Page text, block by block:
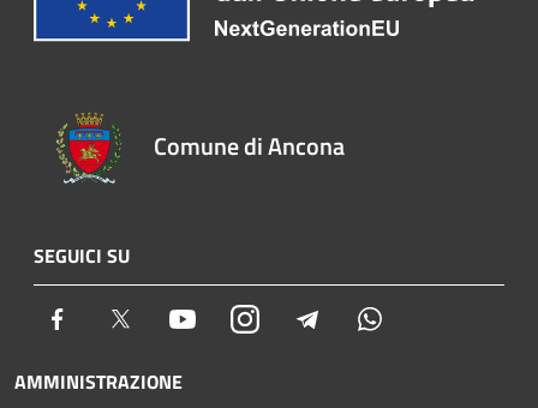
Comune di Ancona
SEGUICI SU
Facebook Twitter YoutubeInstagram Telegram
AMMINISTRAZIONE